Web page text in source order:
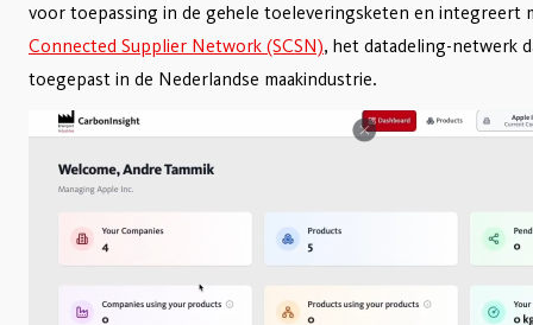
voor toepassing in de gehele toeleveringsketen en integreert
Connected Supplier Network (SCSN), het datadeling-netwerk
toegepast in de Nederlandse maakindustrie.